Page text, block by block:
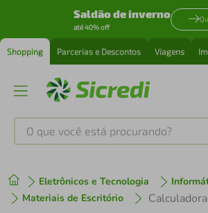
Saldão de inverno
até 40% off
Shopping Parcerias e Descontos Viagens
O que você está procurando?
Eletrônicos e Tecnologia
Materiais de Escritório
1º tenis